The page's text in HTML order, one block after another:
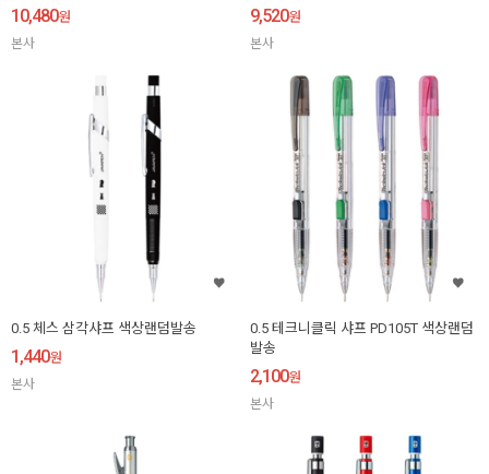
10,480원
본사
9,520원
본사
0.5 체스 삼각샤프 색상랜덤발송
1,440원
본사
0.5 테크니클릭 샤프 PD105T 색상랜덤
발송
2,100원
본사